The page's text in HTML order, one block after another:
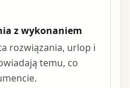
z wykonaniem
rozwiązania, urlop i
temu, co